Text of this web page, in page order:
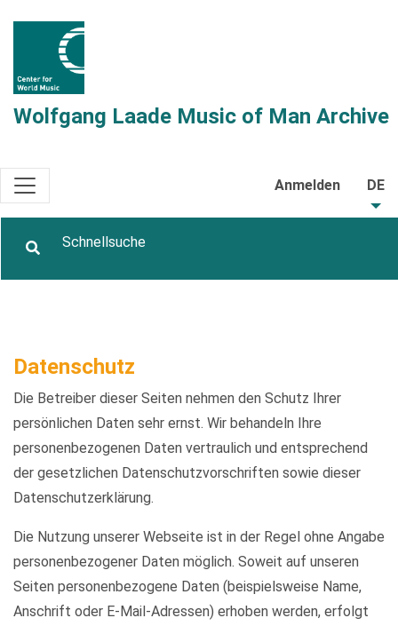
Wolfgang Laade Music of Man Archive
Anmelden DE
Datenschutz
Die Betreiber dieser Seiten nehmen den Schutz Ihrer
persönlichen Daten sehr ernst. Wir behandeln Ihre
personenbezogenen Daten vertraulich und entsprechend
der gesetzlichen Datenschutzvorschriften sowie dieser
Datenschutzerklärung.
Die Nutzung unserer Webseite ist in der Regel ohne Angabe
personenbezogener Daten möglich. Soweit auf unseren
Seiten personenbezogene Daten (beispielsweise Name,
Anschrift oder E-Mail-Adressen) erhoben werden, erfolgt